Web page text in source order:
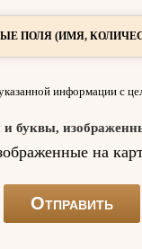
ПОЛЯ (ИМЯ,
информации с
буквы,